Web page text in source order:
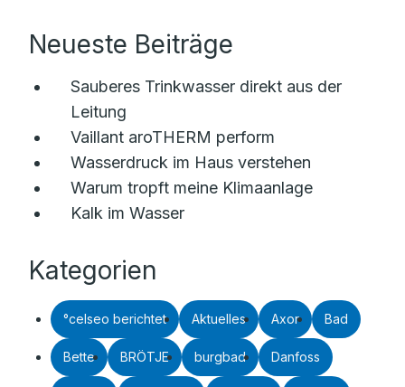
Neueste Beiträge
Sauberes Trinkwasser direkt aus der
Leitung
Vaillant aroTHERM perform
Wasserdruck im Haus verstehen
Warum tropft meine Klimaanlage
Kalk im Wasser
Kategorien
°celseo berichtet Aktuelles Axor Bad
Bette BRÖTJE burgbad Danfoss